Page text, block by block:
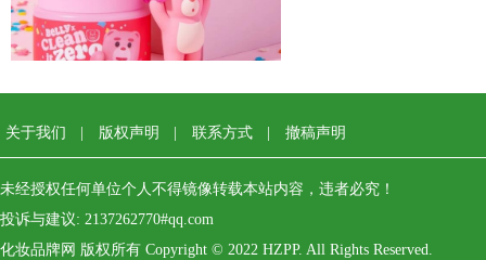
关于我们 版权声明 联系方式 撤稿声明
未经授权任何单位个人不得镜像转载本站内容，违者必究！
投诉与建议: 2137262770#qq.com
化妆品牌网 版权所有 Copyright © 2022 HZPP. All Rights Reserved.